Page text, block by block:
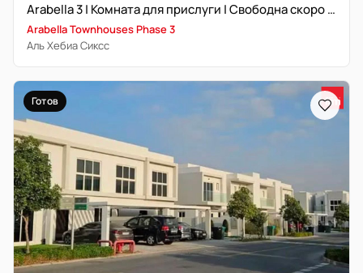
Arabella 3 | Комната для прислуги | Свободна скоро | Рядом бассейн и парк
Arabella Townhouses Phase 3
Аль Хебиа Сиксс
Готов